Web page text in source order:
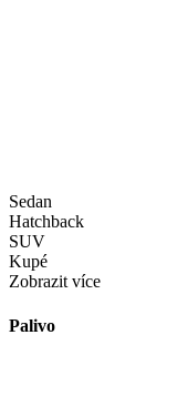
Sedan
Hatchback
SUV
Kupé
Zobrazit více
Palivo